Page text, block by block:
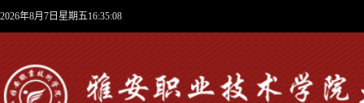
2026年8月7日星期五16:35:09